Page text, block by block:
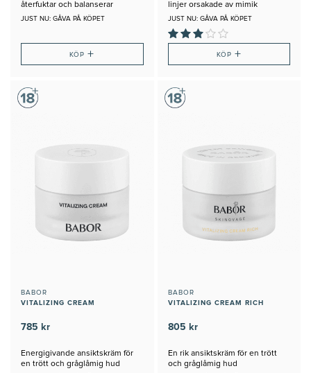
återfuktar och balanserar
JUST NU: GÅVA PÅ KÖPET
KÖP+
linjer orsakade av mimik
JUST NU: GÅVA PÅ KÖPET
KÖP +
BABOR
VITALIZING CREAM
785 kr
Energigivande ansiktskräm för
en trött och gråglåmig hud
BABOR
VITALIZING CREAM RICH
805 kr
En rik ansiktskräm för en trött
och gråglåmig hud